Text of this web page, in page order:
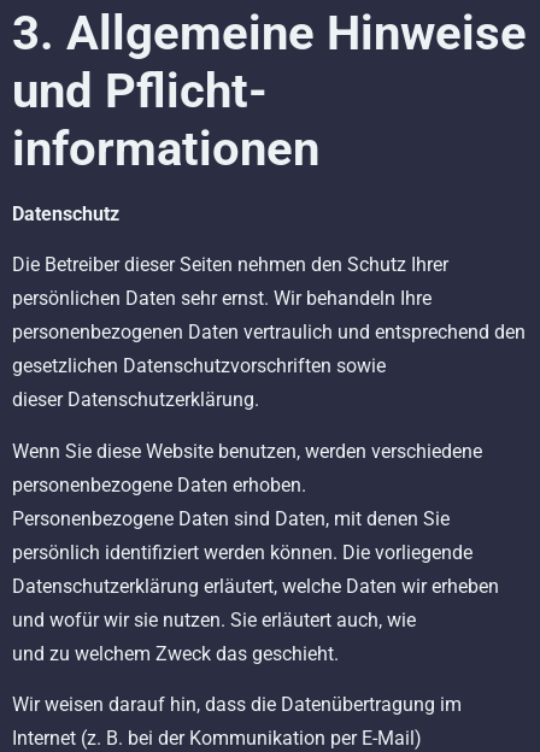
3. Allgemeine Hinweise
und Pflicht-
informationen
Datenschutz
Die Betreiber dieser Seiten nehmen den Schutz Ihrer
persönlichen Daten sehr ernst. Wir behandeln Ihre
personenbezogenen Daten vertraulich und entsprechend den
gesetzlichen Datenschutzvorschriften sowie
dieser Datenschutzerklärung.
Wenn Sie diese Website benutzen, werden verschiedene
personenbezogene Daten erhoben.
Personenbezogene Daten sind Daten, mit denen Sie
persönlich identifiziert werden können. Die vorliegende
Datenschutzerklärung erläutert, welche Daten wir erheben
und wofür wir sie nutzen. Sie erläutert auch, wie
und zu welchem Zweck das geschieht.
Wir weisen darauf hin, dass die Datenübertragung im
Internet (z. B. bei der Kommunikation per E-Mail)